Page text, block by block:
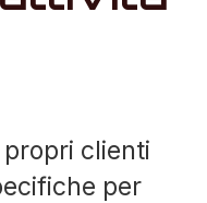
clienti
per